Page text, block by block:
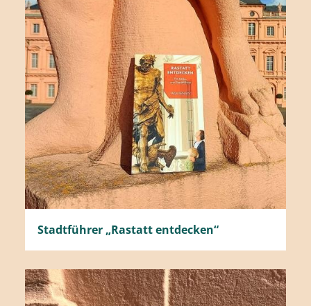
Stadtführer „Rastatt entdecken“